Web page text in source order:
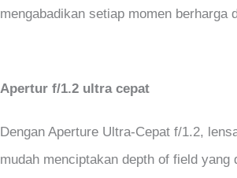
mengabadikan setiap momen berharga
Apertur f/1.2 ultra cepat
Dengan Aperture Ultra-Cepat f/1.2,
mudah menciptakan depth of field yang